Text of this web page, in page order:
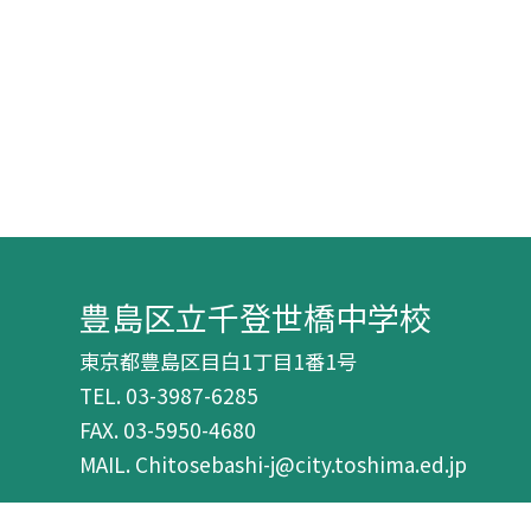
豊島区立千登世橋中学校
東京都豊島区目白1丁目1番1号
TEL. 03-3987-6285
FAX. 03-5950-4680
MAIL. Chitosebashi-j@city.toshima.ed.jp